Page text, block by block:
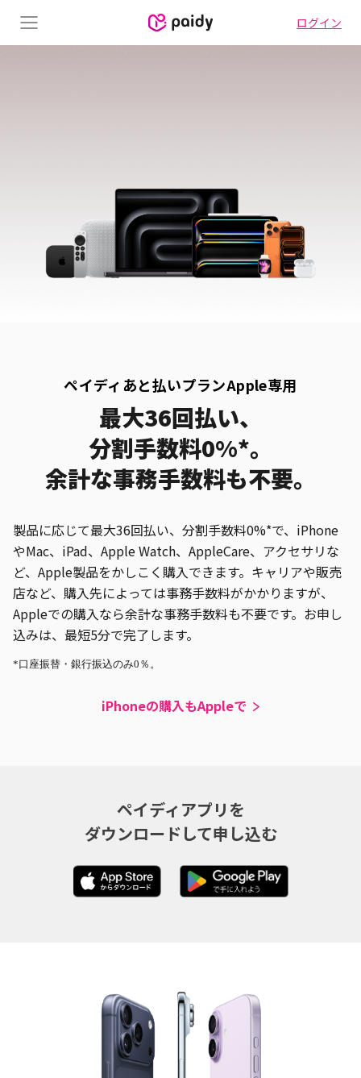
Menu ログイン
ペイディあと払いプランApple専用
最大36回払い、
分割手数料0%*。
余計な事務手数料も不要。
製品に応じて最大36回払い、分割手数料0%*で、iPhone
やMac、iPad、Apple Watch、AppleCare、アクセサリな
ど、Apple製品をかしこく購入できます。キャリアや販売
店など、購入先によっては事務手数料がかかりますが、
Appleでの購入なら余計な事務手数料も不要です。お申し
込みは、最短5分で完了します。
*口座振替・銀行振込のみ0％。
iPhoneの購入もAppleで
ペイディアプリを
ダウンロードして申し込む